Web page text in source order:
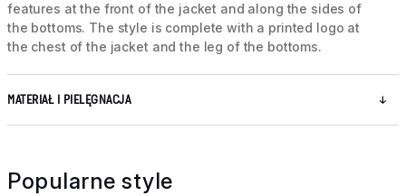
features at the front of the jacket and along the sides of
the bottoms. The style is complete with a printed logo at
the chest of the jacket and the leg of the bottoms.
MATERIAŁ I PIELĘGNACJA
Popularne style